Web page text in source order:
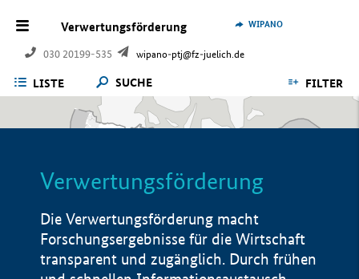
Verwertungsförderung
030 20199-535 wipano-ptj@fz-juelich.de
WIPANO
LISTE SUCHE FILTER
Verwertungsförderung
Die Verwertungsförderung macht
Forschungsergebnisse für die Wirtschaft
transparent und zugänglich. Durch frühen